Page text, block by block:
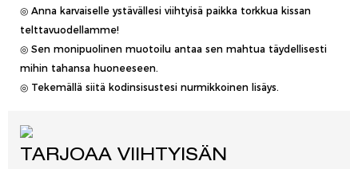
◎ Anna karvaiselle ystävällesi viihtyisä paikka torkkua kissan
telttavuodellamme!
◎ Sen monipuolinen muotoilu antaa sen mahtua täydellisesti
mihin tahansa huoneeseen.
◎ Tekemällä siitä kodinsisustesi nurmikkoinen lisäys.
TARJOAA VIIHTYISÄN